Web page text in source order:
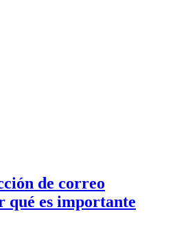
de correo
qué es importante